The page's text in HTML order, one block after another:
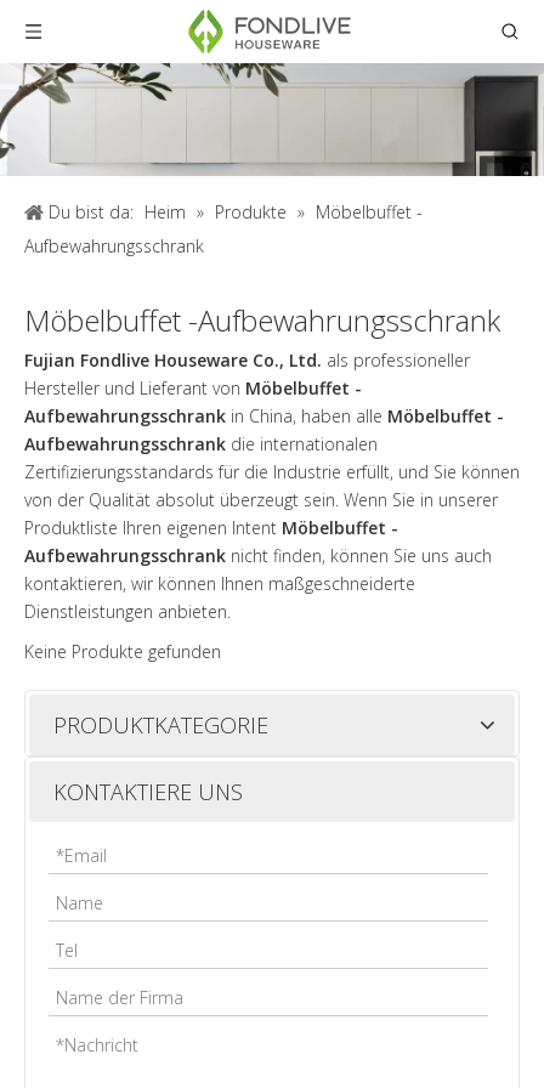
Du bist da: Heim » Produkte » Möbelbuffet -
Aufbewahrungsschrank
Möbelbuffet -Aufbewahrungsschrank
Fujian Fondlive Houseware Co., Ltd. als professioneller
Hersteller und Lieferant von Möbelbuffet -
Aufbewahrungsschrank in China, haben alle Möbelbuffet -
Aufbewahrungsschrank die internationalen
Zertifizierungsstandards für die Industrie erfüllt, und Sie können
von der Qualität absolut überzeugt sein. Wenn Sie in unserer
Produktliste Ihren eigenen Intent Möbelbuffet -
Aufbewahrungsschrank nicht finden, können Sie uns auch
kontaktieren, wir können Ihnen maßgeschneiderte
Dienstleistungen anbieten.
Keine Produkte gefunden
PRODUKTKATEGORIE
KONTAKTIERE UNS